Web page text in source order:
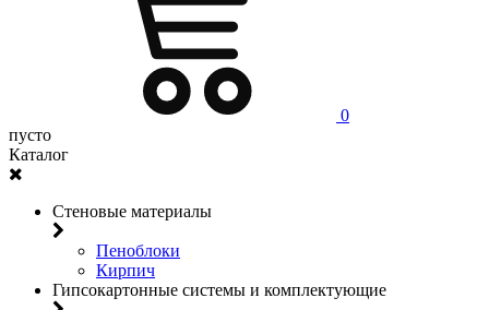
0
пусто
Каталог
Стеновые материалы
Пеноблоки
Кирпич
Гипсокартонные системы и комплектующие